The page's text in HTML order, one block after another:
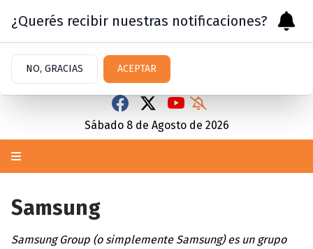
Sábado 8 de Agosto de 2026
Samsung
Samsung Group (o simplemente Samsung) es un grupo
¿Querés recibir nuestras notificaciones?
NO, GRACIAS ACEPTAR